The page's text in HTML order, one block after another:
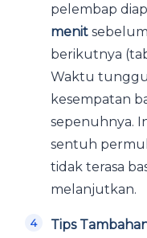
pelembap
menit
berikutnya
Waktu
kesempatan
sepenuhnya.
sentuh
tidak terasa
melanjutkan.
Tips